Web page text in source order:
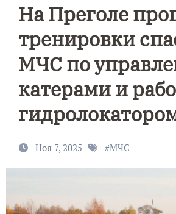
На Преголе
тренировки
МЧС по
катерами и
Ноя 7, 2025 #МЧС